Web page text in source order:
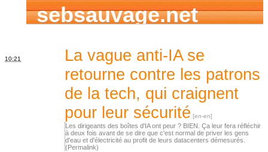
sebsauvage.net
10:21
La vague anti-IA se
retourne contre les patrons
de la tech, qui craignent
pour leur sécurité
Les dirigeants des boîtes d'IA ont peur ? BIEN. Ça leur fera réfléchir
à deux fois avant de se dire que c'est normal de priver les gens
d'eau et d'électricité au profit de leurs datacenters démesurés.
(Permalink)